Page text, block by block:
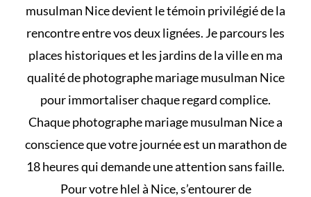
musulman Nice devient le témoin privilégié de la
rencontre entre vos deux lignées. Je parcours les
places historiques et les jardins de la ville en ma
qualité de photographe mariage musulman Nice
pour immortaliser chaque regard complice.
Chaque photographe mariage musulman Nice a
conscience que votre journée est un marathon de
18 heures qui demande une attention sans faille.
Pour votrehlelà Nice, s’entourer de